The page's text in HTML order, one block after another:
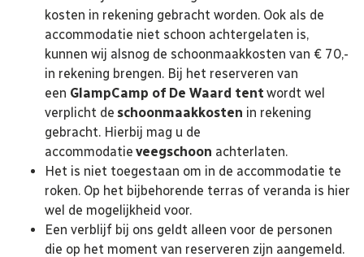
kosten in rekening gebracht worden. Ook als de
accommodatie niet schoon achtergelaten is,
kunnen wij alsnog de schoonmaakkosten van € 70,-
in rekening brengen. Bij het reserveren van
een GlampCamp of De Waard tent wordt wel
verplicht de schoonmaakkosten in rekening
gebracht. Hierbij mag u de
accommodatie veegschoon achterlaten.
Het is niet toegestaan om in de accommodatie te
roken. Op het bijbehorende terras of veranda is hier
wel de mogelijkheid voor.
Een verblijf bij ons geldt alleen voor de personen
die op het moment van reserveren zijn aangemeld.